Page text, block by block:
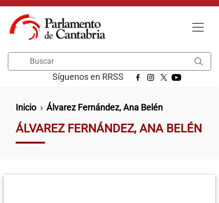
Pasar al contenido principal
Síguenos en RRSS
Ruta de navegación
Inicio Álvarez Fernández, Ana Belén
ÁLVAREZ FERNÁNDEZ, ANA BELÉN